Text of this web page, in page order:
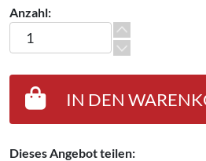
Anzahl:
Ticket PK 1 für Loriot - Der große
IN DEN
Dieses Angebot teilen: